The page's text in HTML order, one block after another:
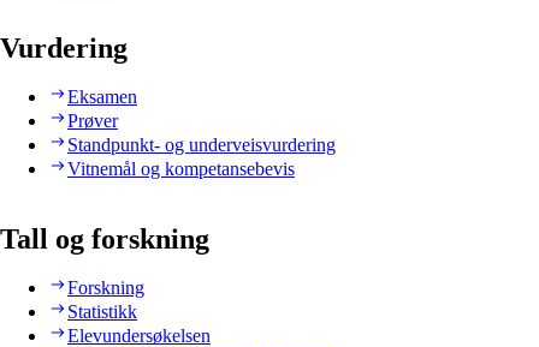
Vurdering
Eksamen
Prøver
Standpunkt- og underveisvurdering
Vitnemål og kompetansebevis
Tall og forskning
Forskning
Statistikk
Elevundersøkelsen